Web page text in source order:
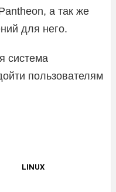
а так же
для него.
система
пользователям
LINUX